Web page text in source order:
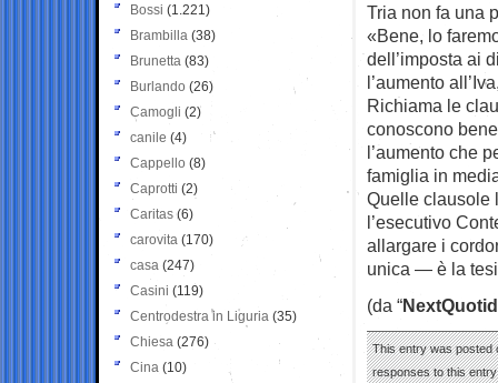
Tria non fa una
«Bene, lo
dell’imposta ai
l’aumento
Richiama le
conoscono
l’aumento che
famiglia in
Quelle clausole
l’esecutivo
allargare i
unica — è la
(da “
This entry was posted
responses to this
Bossi (1.221)
Brambilla (38)
Brunetta (83)
Burlando (26)
Camogli (2)
canile (4)
Cappello (8)
Caprotti (2)
Caritas (6)
carovita (170)
casa (247)
Casini (119)
Centrodestra in Liguria (35)
Chiesa (276)
Cina (10)